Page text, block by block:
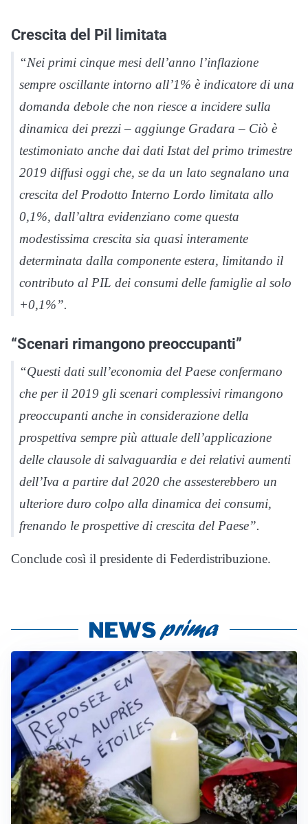
Crescita del Pil limitata
“Nei primi cinque mesi dell’anno l’inflazione
sempre oscillante intorno all’1% è indicatore di una
domanda debole che non riesce a incidere sulla
dinamica dei prezzi – aggiunge Gradara – Ciò è
testimoniato anche dai dati Istat del primo trimestre
2019 diffusi oggi che, se da un lato segnalano una
crescita del Prodotto Interno Lordo limitata allo
0,1%, dall’altra evidenziano come questa
modestissima crescita sia quasi interamente
determinata dalla componente estera, limitando il
contributo al PIL dei consumi delle famiglie al solo
+0,1%”.
“Scenari rimangono preoccupanti”
“Questi dati sull’economia del Paese confermano
che per il 2019 gli scenari complessivi rimangono
preoccupanti anche in considerazione della
prospettiva sempre più attuale dell’applicazione
delle clausole di salvaguardia e dei relativi aumenti
dell’Iva a partire dal 2020 che assesterebbero un
ulteriore duro colpo alla dinamica dei consumi,
frenando le prospettive di crescita del Paese”.
Conclude così il presidente di Federdistribuzione.